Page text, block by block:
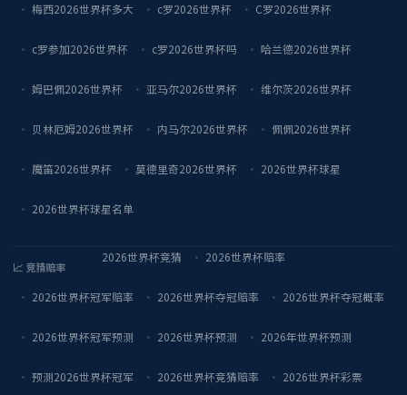
梅西2026世界杯多大 c罗2026世界杯 C罗2026世界杯
c罗参加2026世界杯 c罗2026世界杯吗 哈兰德2026世界杯
姆巴佩2026世界杯 亚马尔2026世界杯 维尔茨2026世界杯
贝林厄姆2026世界杯 内马尔2026世界杯 佩佩2026世界杯
魔笛2026世界杯 莫德里奇2026世界杯 2026世界杯球星
2026世界杯球星名单
📈 竞猜赔率
2026世界杯竞猜 2026世界杯赔率
2026世界杯冠军赔率 2026世界杯夺冠赔率 2026世界杯夺冠概率
2026世界杯冠军预测 2026世界杯预测 2026年世界杯预测
预测2026世界杯冠军 2026世界杯竞猜赔率 2026世界杯彩票